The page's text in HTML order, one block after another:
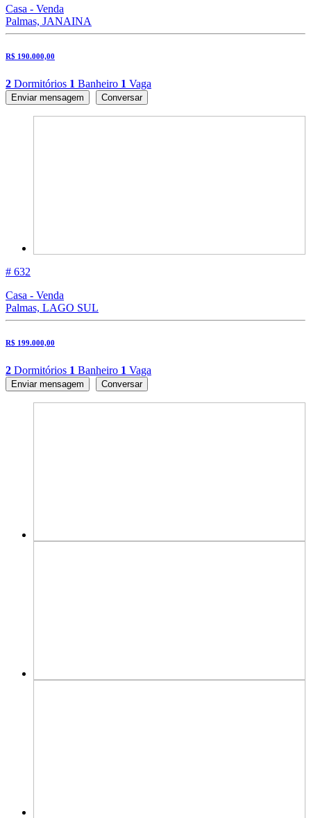
Casa - Venda
Palmas, JANAINA
R$ 190.000,00
2 Dormitórios 1 Banheiro 1 Vaga
Enviar mensagem Conversar
# 632
Casa - Venda
Palmas, LAGO SUL
R$ 199.000,00
2 Dormitórios 1 Banheiro 1 Vaga
Enviar mensagem Conversar